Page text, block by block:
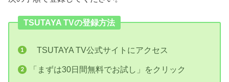
TSUTAYA TVの登録方法
TSUTAYA TV公式サイトにアクセス
「まずは30日間無料でお試し」をクリック